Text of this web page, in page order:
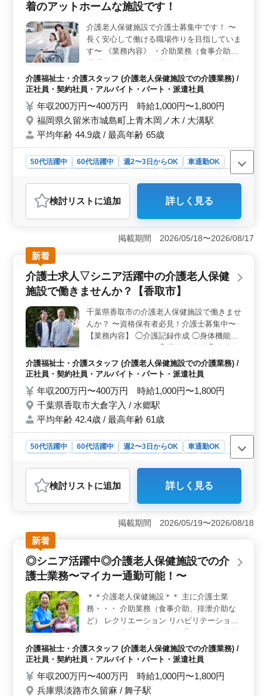
す。また柔軟な勤務体制が整っており、希望に応じて勤
せた働き方が可能です。 ＜女性活躍支援＞ この施
設では50代や60代の女性が多数活躍しています。経験を
重視した採用方針が採用されており、中途採用者やシニ
ア世代の方々も歓迎されています。女性が活躍しやすい
環境が整っており、長く働くことができます。
着のアットホームな施設です！
介護老人保健施設で介護士募集中です！ 〜
長く安心して働ける職場作りを目指していま
す〜 《業務内容》 ・介助業務（食事介助、
・看護師補助 ・生活援助 ・移動介助 ・入居
者の健康管理 ・身体機能の維持・回復サポ
考》 ・社会保険完備 ・交通費支給 ・長期勤
務可能 ・車通勤可能 ・無料駐車場あり 元気
で明るい方を求めています♪ 皆様のご応募お
待ちしております！
介護福祉士・介護スタッフ (介護老人保健施設での介護業務) /
正社員・契約社員・アルバイト・パート・派遣社員
年収200万円〜400万円 時給1,000円〜1,800円
福岡県久留米市城島町上青木岡ノ木 / 大溝駅
平均年齢 44.9歳 / 最高年齢 65歳
50代活躍中 60代活躍中 週2〜3日からOK
車通勤OK
派遣社員
介護福祉士・介護スタッフ
おすすめポイント
＜柔軟な勤務形態＞ 正社員、契約社員、アルバイト・
パート、派遣社員と多様な雇用形態があり、週2〜3日か
らの勤務も可能です。家庭やプライベートと両立しなが
ら働きたい方に最適です。50代、60代の方も活躍中で長
く安心して働ける職場です。 ＜交通アクセスと福利
厚生＞ 車通勤が可能で、無料駐車場も完備されていま
す。通勤手当も支給されるため、通勤の負担が少なく働
務を考えている方にとって安心できるポイントで
す。 ＜アットホームな職場環境＞ 地域密着型の介
護老人保健施設でアットホームな雰囲気の中で働けま
す。入居者との距離も近く、暖かいコミュニケーション
が取れる職場です。介護経験を活かして入居者の健康管
理や身体機能の維持・回復サポートなど、やりがいのあ
る仕事ができます。
検討リスト に追加 詳しく見る
掲載期間 2026/05/18〜2026/08/17
新着
介護士求人▽シニア活躍中の介護老人保健
施設で働きませんか？【香取市】
千葉県香取市の介護老人保健施設で働きませ
んか？ 〜資格保有者必見！介護士募集中〜
【業務内容】 ◯介護記録作成 ◯身体機能の
業務 ◯介助業務（食事介助、排泄介助な
ど）など 【備考】 ◯社会保険完備 ◯シフ
勤可能☆ 皆様のご応募お待ちしておりま
す！ まずはお気軽にお問い合わせください♪
介護福祉士・介護スタッフ (介護老人保健施設での介護業務) /
正社員・契約社員・アルバイト・パート・派遣社員
年収200万円〜400万円 時給1,000円〜1,800円
千葉県香取市大倉字入 / 水郷駅
平均年齢 42.4歳 / 最高年齢 61歳
50代活躍中 60代活躍中 週2〜3日からOK
車通勤OK
派遣社員
介護福祉士・介護スタッフ
おすすめポイント
＜経験者優遇＞ 介護老人保健施設での勤務経験を活か
し、専門的な介助業務や身体機能の維持・回復サポート
に従事します。介護記録の作成や看護師の補助業務もあ
り、幅広い業務を経験することができます。資格保有者
が優遇されるためスキルを最大限に活かせる職場で
す。 ＜柔軟な勤務形態＞ 週2〜3日から勤務可能で
シフト制を採用しているためライフスタイルに合わせた
しっかり確保できます。車通勤も可能で交通手当も実費
支給されるため通勤のストレスも軽減されます。 ＜
シニア活躍中の職場＞ 50代以上のスタッフが多く活躍
しており、アットホームな雰囲気の職場です。シニア世
代の豊富な経験と知識を活かし、利用者一人ひとりに寄
り添った介護ができる環境です。入居者とスタッフの信
頼関係が築きやすく、働きがいのある職場です。
検討リスト に追加 詳しく見る
掲載期間 2026/05/19〜2026/08/18
新着
◎シニア活躍中◎介護老人保健施設での介
護士業務〜マイカー通勤可能！〜
＊＊介護老人保健施設＊＊ 主に介護士業
務・・・ 介助業務（食事介助、排泄介助な
ど） レクリエーション リハビリテーション
者の家族との相談、助言 等 ポイント・・・
車通勤可能(マイカー通勤可！) シニア活躍中
応募お待ちしております！
介護福祉士・介護スタッフ (介護老人保健施設での介護業務) /
正社員・契約社員・アルバイト・パート・派遣社員
年収200万円〜400万円 時給1,000円〜1,800円
兵庫県淡路市久留麻 / 舞子駅